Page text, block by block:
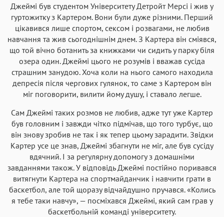
Джеймі був студентом Університету Детройт Мерсі і жив у
гуртожитку з Картером. Вони були дуже різними. Перший
цікавився лише спортом, сексом і розвагами, не любив
навчання та жив сьогоднішнім днем. З Картера він сміявся,
що той вічно ботанить за книжками чи сидить у парку біля
озера один. Джеймі цього не розумів і вважав сусіда
страшним занудою. Хоча коли на нього самого находила
депресія після чергових гулянок, то саме з Картером він
міг поговорити, вилити йому душу, і ставало легше.
Сам Джеймі таких розмов не любив, адже тут уже Картер
був головним і завжди чітко підмічав, що того турбує, що
він знову зробив не так і як тепер цьому зарадити. Звідки
Картер усе це знав, Джеймі збагнути не міг, але був сусіду
вдячний. І за регулярну допомогу з домашніми
завданнями також. У відповідь Джеймі постійно поривався
витягнути Картера на спортмайданчик і навчити грати в
баскетбол, але той щоразу відчайдушно пручався. «Колись
я тебе таки навчу», — посміхався Джеймі, який сам грав у
баскетбольній команді університету.